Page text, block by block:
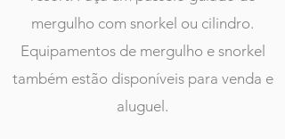
mergulho com snorkel ou cilindro.
Equipamentos de mergulho e snorkel
também estão disponíveis para venda e
aluguel.